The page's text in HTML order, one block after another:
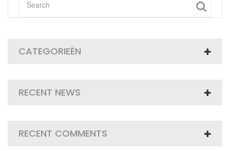
CATEGORIEËN
RECENT NEWS
RECENT COMMENTS